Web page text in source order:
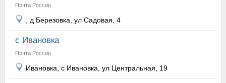
Почта России
, д Березовка, ул Садовая, 4
с Ивановка
Почта России
Ивановка, с Ивановка, ул Центральная, 19